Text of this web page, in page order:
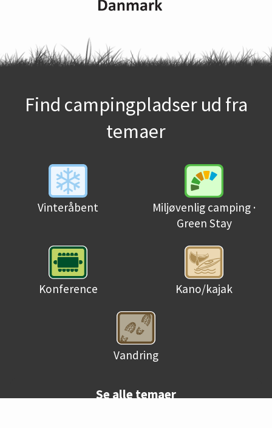
Find campingpladser ud fra
temaer
Vinteråbent
Miljøvenlig camping ·
Green Stay
Konference Kano/kajak
Vandring
Se alle temaer